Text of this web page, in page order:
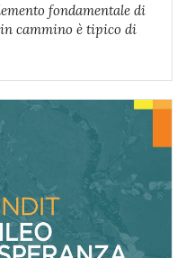
fondamentale di
cammino è tipico di